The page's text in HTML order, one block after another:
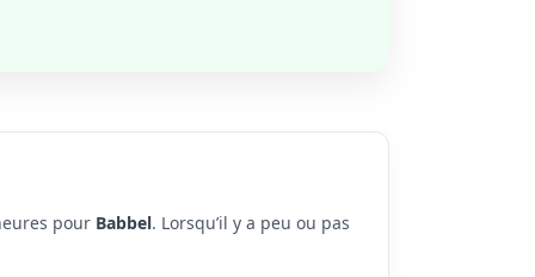
pour Babbel. Lorsqu’il y a peu ou pas